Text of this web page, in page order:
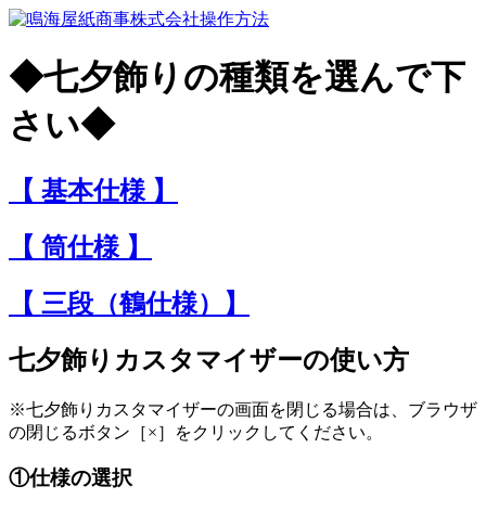
操作方法
◆七夕飾りの種類を選んで下
さい◆
【 基本仕様 】
【 筒仕様 】
【 三段（鶴仕様）】
七夕飾りカスタマイザーの使い方
※七夕飾りカスタマイザーの画面を閉じる場合は、ブラウザ
の閉じるボタン［×］をクリックしてください。
①仕様の選択